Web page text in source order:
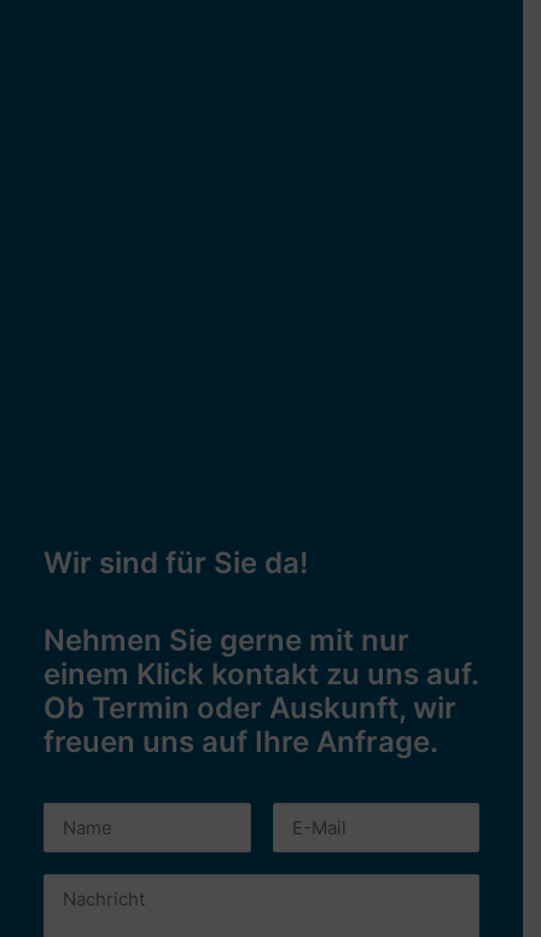
Wir sind für Sie da!
Nehmen Sie gerne mit nur
einem Klick kontakt zu uns auf.
Ob Termin oder Auskunft, wir
freuen uns auf Ihre Anfrage.